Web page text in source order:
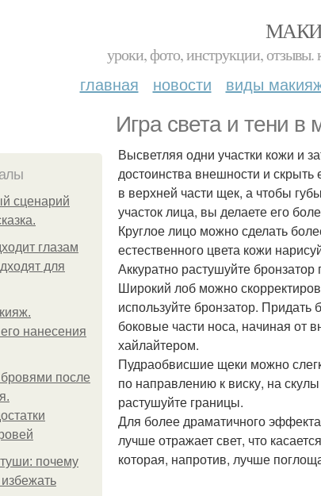
уроки, фото, инструкции, отзывы.
главная новости виды
Игра света и тени в
сценарий
глазам
для
нанесения
после
почему
Высветляя одни участки кожи и
достоинства внешности и скрыть
в верхней части щек, а чтобы
участок лица, вы делаете его
Круглое лицо можно сделать
естественного цвета кожи
Аккуратно растушуйте
Широкий лоб можно
используйте бронзатор.
боковые части носа, начиная от
хайлайтером.
Пудраобвисшие щеки можно
по направлению к виску, на
растушуйте границы.
Для более драматичного
лучше отражает свет, что
которая, напротив, лучше